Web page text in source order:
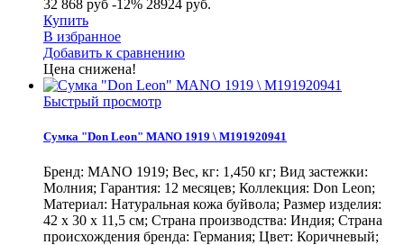
32 868 руб -12% 28924 руб.
Купить
В избранное
Добавить к сравнению
Цена снижена!
Быстрый просмотр
Сумка "Don Leon" MANO 1919 \ M191920941
Бренд: MANO 1919; Вес, кг: 1,450 кг; Вид застежки:
Молния; Гарантия: 12 месяцев; Коллекция: Don Leon;
Материал: Натуральная кожа буйвола; Размер изделия:
42 х 30 х 11,5 см; Страна производства: Индия; Страна
происхождения бренда: Германия; Цвет: Коричневый;